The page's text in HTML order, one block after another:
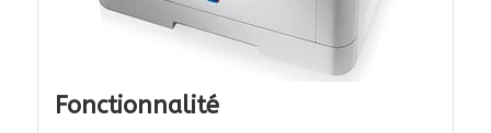
Fonctionnalité